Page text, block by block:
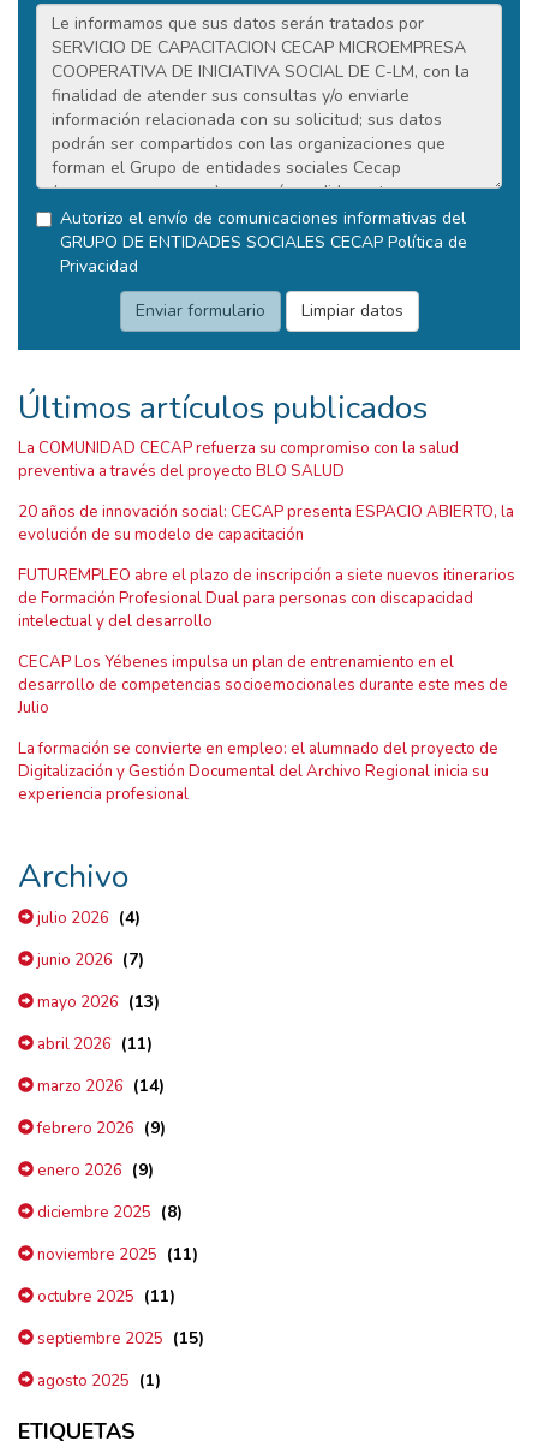
Autorizo el envío de comunicaciones informativas del
GRUPO DE ENTIDADES SOCIALES CECAP Política de
Privacidad
Últimos artículos publicados
La COMUNIDAD CECAP refuerza su compromiso con la salud
preventiva a través del proyecto BLO SALUD
20 años de innovación social: CECAP presenta ESPACIO ABIERTO, la
evolución de su modelo de capacitación
FUTUREMPLEO abre el plazo de inscripción a siete nuevos itinerarios
de Formación Profesional Dual para personas con discapacidad
intelectual y del desarrollo
CECAP Los Yébenes impulsa un plan de entrenamiento en el
desarrollo de competencias socioemocionales durante este mes de
Julio
La formación se convierte en empleo: el alumnado del proyecto de
Digitalización y Gestión Documental del Archivo Regional inicia su
experiencia profesional
Archivo
julio 2026 (4)
junio 2026 (7)
mayo 2026 (13)
abril 2026 (11)
marzo 2026 (14)
febrero 2026 (9)
enero 2026 (9)
diciembre 2025 (8)
noviembre 2025 (11)
octubre 2025 (11)
septiembre 2025 (15)
agosto 2025 (1)
ETIQUETAS